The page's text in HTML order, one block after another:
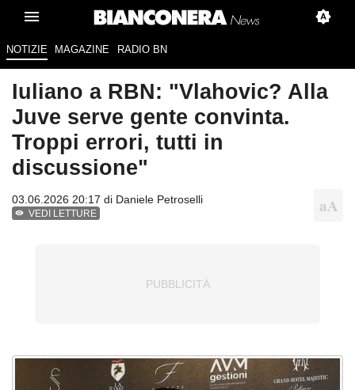
NOTIZIE MAGAZINE RADIO BN
Iuliano a RBN: "Vlahovic? Alla
Juve serve gente convinta.
Troppi errori, tutti in
discussione"
03.06.2026 20:17 di Daniele Petroselli
VEDI LETTURE